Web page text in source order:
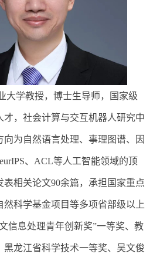
大学教授，博士生导师，国家级
才，社会计算与交互机器人研究中
向为自然语言处理、事理图谱、因
、ACL等人工智能领域的顶
相关论文90余篇，承担国家重点
然科学基金项目等多项省部级以上
信息处理青年创新奖”一等奖、教
黑龙江省科学技术一等奖、吴文俊